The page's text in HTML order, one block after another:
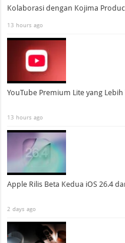
Kolaborasi dengan Kojima
13 hours ago
YouTube Premium Lite yang
13 hours ago
Apple Rilis Beta Kedua iOS 26.4
2 days ago